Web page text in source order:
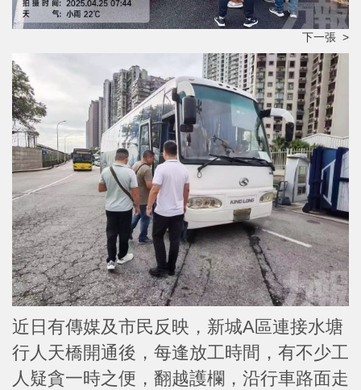
下一張 >
近日有傳媒及市民反映，新城A區連接水塘
行人天橋開通後，每逢放工時間，有不少工
人疑貪一時之便，翻越護欄，沿行車路面走